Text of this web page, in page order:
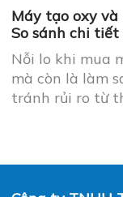
SẢN PHẨM
Máy trợ thở
Máy tạo oxy
Máy đo đa ký
Thiết bị hô hấp khác
Chúng tôi trên